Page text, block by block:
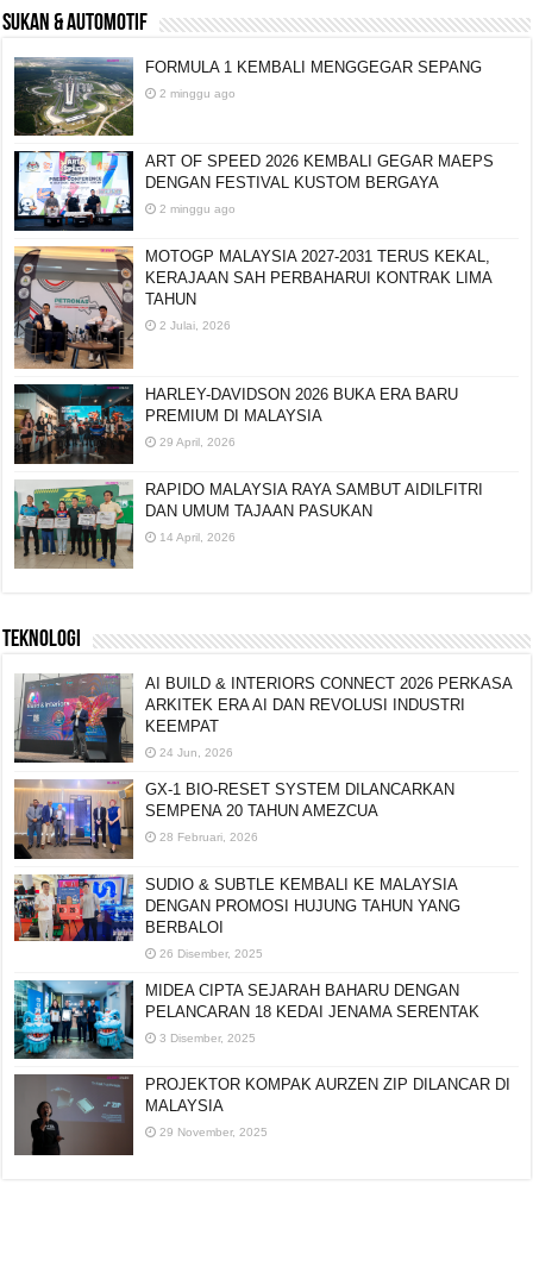
SUKAN & AUTOMOTIF
FORMULA 1 KEMBALI MENGGEGAR SEPANG
2 minggu ago
ART OF SPEED 2026 KEMBALI GEGAR MAEPS
DENGAN FESTIVAL KUSTOM BERGAYA
2 minggu ago
MOTOGP MALAYSIA 2027-2031 TERUS KEKAL,
KERAJAAN SAH PERBAHARUI KONTRAK LIMA
TAHUN
2 Julai, 2026
HARLEY-DAVIDSON 2026 BUKA ERA BARU
PREMIUM DI MALAYSIA
29 April, 2026
RAPIDO MALAYSIA RAYA SAMBUT AIDILFITRI
DAN UMUM TAJAAN PASUKAN
14 April, 2026
TEKNOLOGI
AI BUILD & INTERIORS CONNECT 2026 PERKASA
ARKITEK ERA AI DAN REVOLUSI INDUSTRI
KEEMPAT
24 Jun, 2026
GX-1 BIO-RESET SYSTEM DILANCARKAN
SEMPENA 20 TAHUN AMEZCUA
28 Februari, 2026
SUDIO & SUBTLE KEMBALI KE MALAYSIA
DENGAN PROMOSI HUJUNG TAHUN YANG
BERBALOI
26 Disember, 2025
MIDEA CIPTA SEJARAH BAHARU DENGAN
PELANCARAN 18 KEDAI JENAMA SERENTAK
3 Disember, 2025
PROJEKTOR KOMPAK AURZEN ZIP DILANCAR DI
MALAYSIA
29 November, 2025